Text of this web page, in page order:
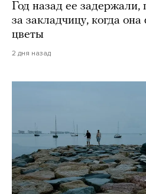
Год назад ее задержали,
за закладчицу, когда
цветы
2 дня назад